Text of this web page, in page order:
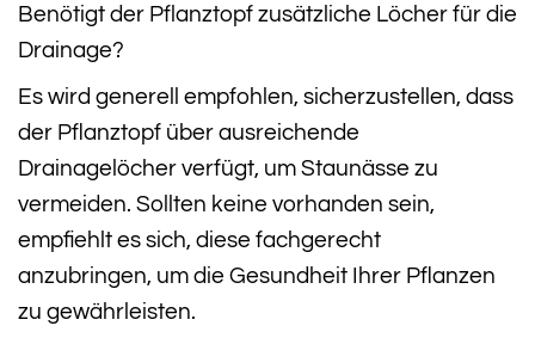
Benötigt der Pflanztopf zusätzliche Löcher für die
Drainage?
Es wird generell empfohlen, sicherzustellen, dass
der Pflanztopf über ausreichende
Drainagelöcher verfügt, um Staunässe zu
vermeiden. Sollten keine vorhanden sein,
empfiehlt es sich, diese fachgerecht
anzubringen, um die Gesundheit Ihrer Pflanzen
zu gewährleisten.